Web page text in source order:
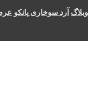
وبلاگ آرد سوخاری پانکو